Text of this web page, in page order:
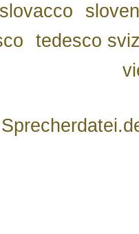
slovacco
tedesco